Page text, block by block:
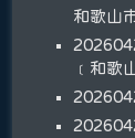
和歌山
﹝和歌